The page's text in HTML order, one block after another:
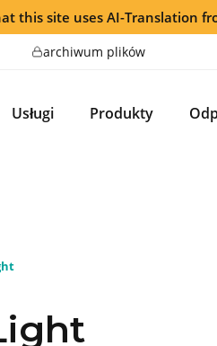
this site uses AI-Translation
archiwum plików
Usługi Produkty